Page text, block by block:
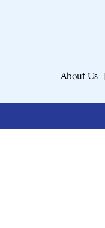
About Us